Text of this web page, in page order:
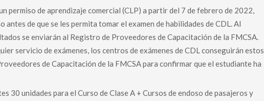
permiso de aprendizaje comercial (CLP) a partir del 7 de febrero de 2022,
antes de que se les permita tomar el examen de habilidades de CDL. Al
se enviarán al Registro de Proveedores de Capacitación de la FMCSA.
servicio de exámenes, los centros de exámenes de CDL conseguirán estos
de Capacitación de la FMCSA para confirmar que el estudiante ha
30 unidades para el Curso de Clase A + Cursos de endoso de pasajeros y